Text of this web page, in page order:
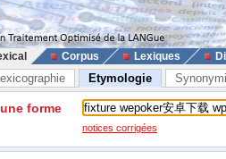
Corpus Lexiques
Etymologie
forme
notices corrigées